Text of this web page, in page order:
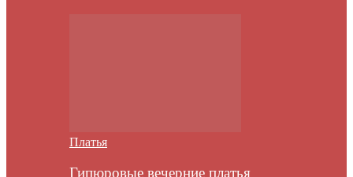
Платья
Гипюровые вечерние платья